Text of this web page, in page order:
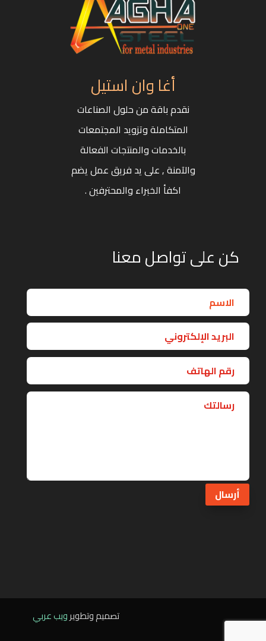
أغا وان استيل
نقدم باقة من حلول الصناعات
المتكاملة وتزويد المجتمعات
بالخدمات والمنتجات الفعالة
والآمنة , على يد فريق عمل يضم
اكفأ الخبراء والمحترفين .
كن على تواصل معنا
أرسال
تصميم وتطويرويب عربي